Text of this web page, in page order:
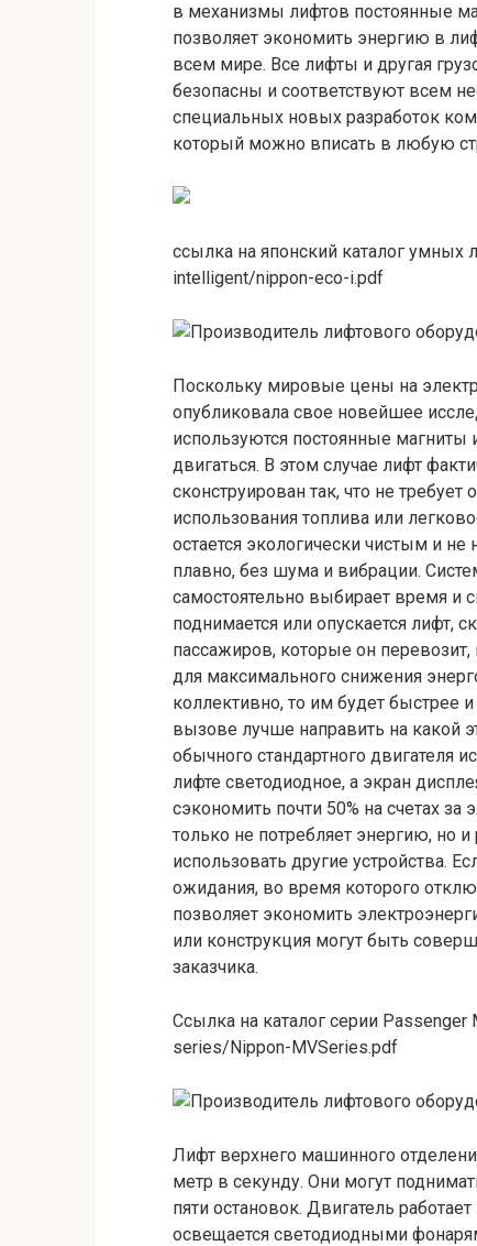
в механизмы лифтов постоянные
позволяет экономить энергию в
всем мире. Все лифты и другая
безопасны и соответствуют всем
специальных новых разработок
который можно вписать в любую
ссылка на японский каталог умных
intelligent/nippon-eco-i.pdf
Поскольку мировые цены на
опубликовала свое новейшее
используются постоянные
двигаться. В этом случае лифт
сконструирован так, что не
использования топлива или
остается экологически чистым и
плавно, без шума и вибрации.
самостоятельно выбирает время и
поднимается или опускается лифт,
пассажиров, которые он
для максимального снижения
коллективно, то им будет быстрее
вызове лучше направить на какой
обычного стандартного двигателя
лифте светодиодное, а экран
сэкономить почти 50% на счетах
только не потребляет энергию, но
использовать другие устройства.
ожидания, во время которого
позволяет экономить
или конструкция могут быть
заказчика.
Ссылка на каталог серии
series/Nippon-MVSeries.pdf
Лифт верхнего машинного
метр в секунду. Они могут
пяти остановок. Двигатель
освещается светодиодными